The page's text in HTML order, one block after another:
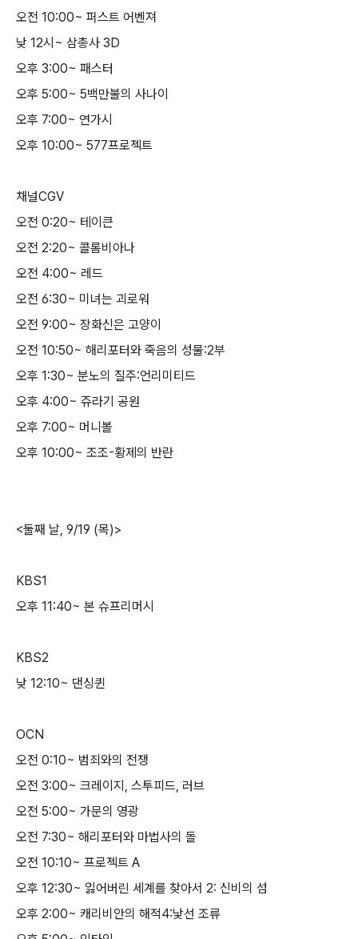
오전 10:00~ 퍼스트 어벤져
낮 12시~ 삼총사 3D
오후 3:00~ 패스터
오후 5:00~ 5백만불의 사나이
오후 7:00~ 연가시
오후 10:00~ 577프로젝트
채널CGV
오전 0:20~ 테이큰
오전 2:20~ 콜롬비아나
오전 4:00~ 레드
오전 6:30~ 미녀는 괴로워
오전 9:00~ 장화신은 고양이
오전 10:50~ 해리포터와 죽음의 성물:2부
오후 1:30~ 분노의 질주:언리미티드
오후 4:00~ 쥬라기 공원
오후 7:00~ 머니볼
오후 10:00~ 조조-황제의 반란
<둘째 날, 9/19 (목)>
KBS1
오후 11:40~ 본 슈프리머시
KBS2
낮 12:10~ 댄싱퀸
OCN
오전 0:10~ 범죄와의 전쟁
오전 3:00~ 크레이지, 스투피드, 러브
오전 5:00~ 가문의 영광
오전 7:30~ 해리포터와 마법사의 돌
오전 10:10~ 프로젝트 A
오후 12:30~ 잃어버린 세계를 찾아서 2: 신비의 섬
오후 2:00~ 캐리비안의 해적4:낯선 조류